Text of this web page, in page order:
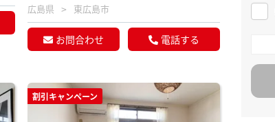
広島県 東広島市
お問合わせ 電話する
割引キャンペーン